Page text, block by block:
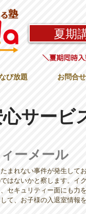
夏期
＼夏期同時
び放題 お問合せ
サービ
ーメール
まれない事件が発生して
はないかと察します。イ
セキュリティー面にも力
て、お子様の入退室情報